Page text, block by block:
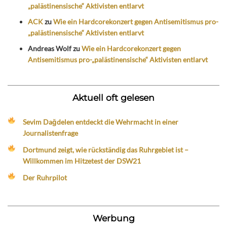
„palästinensische“ Aktivisten entlarvt
ACKzuWie ein Hardcorekonzert gegen Antisemitismus pro-
„palästinensische“ Aktivisten entlarvt
Andreas WolfzuWie ein Hardcorekonzert gegen
Antisemitismus pro-„palästinensische“ Aktivisten entlarvt
Aktuell oft gelesen
Sevim Dağdelen entdeckt die Wehrmacht in einer
Journalistenfrage
Dortmund zeigt, wie rückständig das Ruhrgebiet ist –
Willkommen im Hitzetest der DSW21
Der Ruhrpilot
Werbung